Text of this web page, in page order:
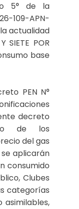
5° de la
109-APN-
actualidad
SIETE POR
base
PEN N°
decreto
de los
del gas
aplicarán
consumido
Clubes
categorías
asimilables,